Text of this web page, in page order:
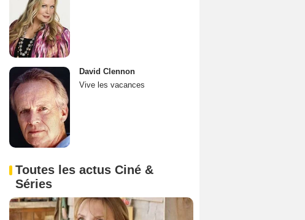
David Clennon
Vive les vacances
Toutes les actus Ciné &
Séries